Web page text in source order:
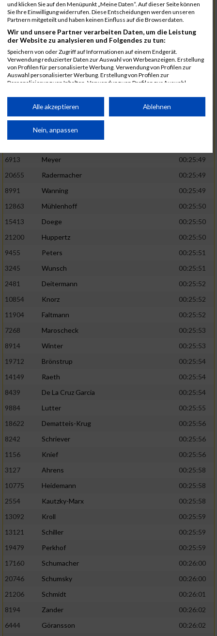
1582 Funken
00:25:42
12220
Cosma
00:25:43
9678
Exner
00:25:43
11817
Schmaul-Klaibee
6812
Koch
00:25:47
9610
Linß
00:25:47
706
Wehmeier
00:25:48
Küpper
Inhoff
6913
Meyer
00:25:49
20655
Radermacher
00:25:49
8991
Wanning
00:25:49
12863
Mühlenhoff
00:25:50
15413
Doege
00:25:50
21200
Huppertz
00:25:50
9455
Peters
00:25:51
3245
Wunsch
00:25:51
2481
Deitermann
00:25:52
10854
Knorz
00:25:52
11904
Faltmann
00:25:52
7268
Maroscheck
00:25:53
8914
Winter
00:25:53
19712
Brönstrup
00:25:54
14149
Raeth
00:25:54
8439
De La Cruz Garcia
00:25:54
9884
Lutter
00:25:55
18622
Dematteis-Krug
00:25:56
8242
Schriever
00:25:56
1156
Knief
00:25:56
3127
Ahrens
00:25:58
10775
Heidemann
00:25:58
2554
Kautzky-Marx
00:25:58
13092
Kroll
00:25:59
13121
Schiller
00:25:59
19479
Perkhof
00:25:59
17160
Schumacher
00:26:00
20746
Schumsky
00:26:00
21206
Schmidt
00:26:01
8194
Zander
00:26:02
6444
Göransson
00:26:02
und klicken Sie auf den Menüpunkt „Meine Daten“. Auf dieser Seite können
Sie Ihre Einwilligung widerrufen. Diese Entscheidungen werden unseren
Partnern mitgeteilt und haben keinen Einfluss auf die Browserdaten.
Wir und unsere Partner verarbeiten Daten, um die Leistung
der Website zu analysieren und Folgendes zu tun:
Speichern von oder Zugriff auf Informationen auf einem Endgerät.
Verwendung reduzierter Daten zur Auswahl von Werbeanzeigen. Erstellung
von Profilen für personalisierte Werbung. Verwendung von Profilen zur
Auswahl personalisierter Werbung. Erstellung von Profilen zur
Personalisierung von Inhalten. Verwendung von Profilen zur Auswahl
Performance von Inhalten. Analyse von Zielgruppen durch Statistiken oder
Kombinationen von Daten aus verschiedenen Quellen. Entwicklung und
von Inhalten.
Daten können außerhalb der Europäischen Union weitergegeben und in die
Website/App.
Partnerliste anzeigen (1 IAB-Anbieter)
Wir nutzen Ihre Daten für folgende Zwecke:
Speichern von oder Zugriff auf Informationen
auf einem Endgerät
von Werbeanzeigen
Werbung
personalisierter Werbung
von Inhalten
personalisierter Inhalte
Analyse von Zielgruppen durch Statistiken
verschiedenen Quellen
Verwendung reduzierter Daten zur Auswahl
IAB-Besonderheiten:
Verwendung genauer Standortdaten
Informationen identifizieren
Alle akzeptieren Ablehnen
Nein, anpassen